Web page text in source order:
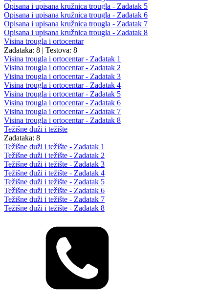
Opisana i upisana kružnica trougla - Zadatak 5
Opisana i upisana kružnica trougla - Zadatak 6
Opisana i upisana kružnica trougla - Zadatak 7
Opisana i upisana kružnica trougla - Zadatak 8
Visina trougla i ortocentar
Zadataka: 8 | Testova: 8
Visina trougla i ortocentar - Zadatak 1
Visina trougla i ortocentar - Zadatak 2
Visina trougla i ortocentar - Zadatak 3
Visina trougla i ortocentar - Zadatak 4
Visina trougla i ortocentar - Zadatak 5
Visina trougla i ortocentar - Zadatak 6
Visina trougla i ortocentar - Zadatak 7
Visina trougla i ortocentar - Zadatak 8
Težišne duži i težište
Zadataka: 8
Težišne duži i težište - Zadatak 1
Težišne duži i težište - Zadatak 2
Težišne duži i težište - Zadatak 3
Težišne duži i težište - Zadatak 4
Težišne duži i težište - Zadatak 5
Težišne duži i težište - Zadatak 6
Težišne duži i težište - Zadatak 7
Težišne duži i težište - Zadatak 8